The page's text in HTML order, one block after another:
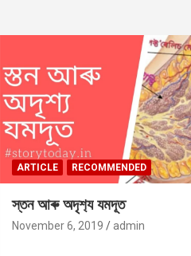
ARTICLE RECOMMENDED
স্তন আৰু অদৃশ‍্য যমদূত
November 6, 2019 admin